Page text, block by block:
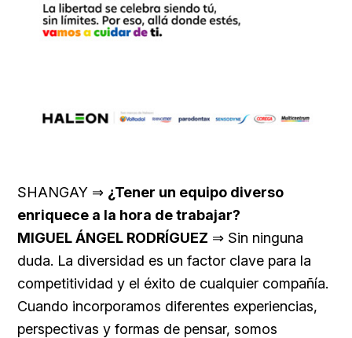
SHANGAY ⇒ ¿Tener un equipo diverso
enriquece a la hora de trabajar?
MIGUEL ÁNGEL RODRÍGUEZ ⇒ Sin ninguna
duda. La diversidad es un factor clave para la
competitividad y el éxito de cualquier compañía.
Cuando incorporamos diferentes experiencias,
perspectivas y formas de pensar, somos